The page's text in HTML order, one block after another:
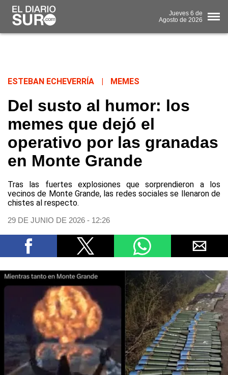
Jueves 6 de
Agosto de 2026
ESTEBAN ECHEVERRÍA MEMES
Del susto al humor: los
memes que dejó el
operativo por las granadas
en Monte Grande
Tras las fuertes explosiones que sorprendieron a los
vecinos de Monte Grande, las redes sociales se llenaron de
chistes al respecto.
29 DE JUNIO DE 2026 - 12:26